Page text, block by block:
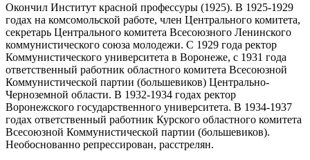
Окончил Институт красной профессуры (1925). В 1925-1929
годах на комсомольской работе, член Центрального комитета,
секретарь Центрального комитета Всесоюзного Ленинского
коммунистического союза молодежи. С 1929 года ректор
Коммунистического университета в Воронеже, с 1931 года
ответственный работник областного комитета Всесоюзной
Коммунистической партии (большевиков) Центрально-
Черноземной области. В 1932-1934 годах ректор
Воронежского государственного университета. В 1934-1937
годах ответственный работник Курского областного комитета
Всесоюзной Коммунистической партии (большевиков).
Необоснованно репрессирован, расстрелян.